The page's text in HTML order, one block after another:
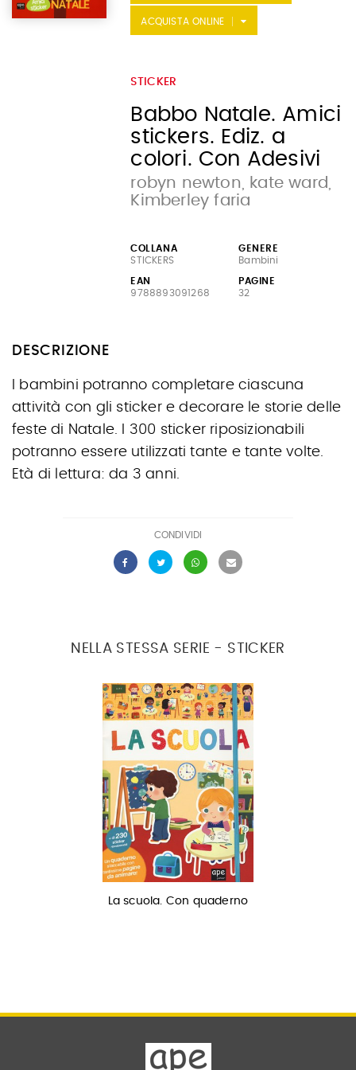
ACQUISTA ONLINE
STICKER
Babbo Natale. Amici
stickers. Ediz. a
colori. Con Adesivi
robyn newton, kate ward,
Kimberley faria
COLLANA
STICKERS
GENERE
Bambini
EAN
9788893091268
PAGINE
32
DESCRIZIONE
I bambini potranno completare ciascuna
attività con gli sticker e decorare le storie delle
feste di Natale. I 300 sticker riposizionabili
potranno essere utilizzati tante e tante volte.
Età di lettura: da 3 anni.
CONDIVIDI
NELLA STESSA SERIE - STICKER
La scuola. Con quaderno